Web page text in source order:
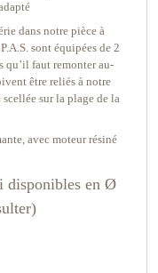
dans notre pièce à
sont équipées de 2
qu’il faut remonter au-
être reliés à notre
sur la plage de la
avec moteur résiné
disponibles en Ø